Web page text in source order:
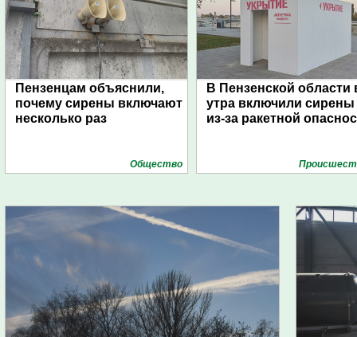
Пензенцам объяснили,
почему сирены включают
несколько раз
Общество
В Пензенской области
утра включили сирены
из-за ракетной